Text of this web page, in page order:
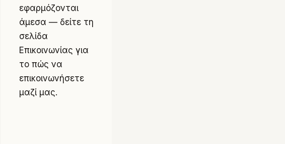
εφαρμόζονται
άμεσα — δείτε τη
σελίδα
Επικοινωνίας για
το πώς να
επικοινωνήσετε
μαζί μας.